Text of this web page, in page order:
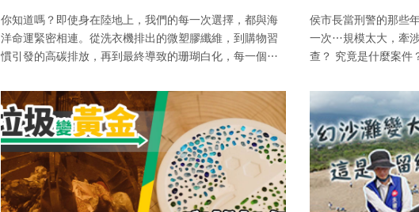
你知道嗎？即使身在陸地上，我們的每一次選擇，都與海
洋命運緊密相連。從洗衣機排出的微塑膠纖維，到購物習
慣引發的高碳排放，再到最終導致的珊瑚白化，每一個日
侯市長當刑警的那些
一次…規模太大，牽
查？ 究竟是什麼案件？真相又